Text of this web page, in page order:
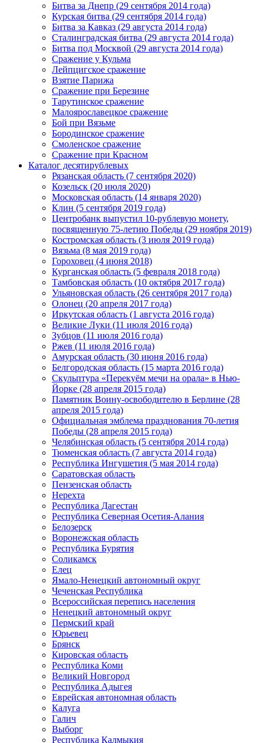
Битва за Днепр (29 сентября 2014 года)
Курская битва (29 сентября 2014 года)
Битва за Кавказ (29 августа 2014 года)
Сталинградская битва (29 августа 2014 года)
Битва под Москвой (29 августа 2014 года)
Сражение у Кульма
Лейпцигское сражение
Взятие Парижа
Сражение при Березине
Тарутинское сражение
Малоярославецкое сражение
Бой при Вязьме
Бородинское сражение
Смоленское сражение
Сражение при Красном
Каталог десятирублевых
Рязанская область (7 сентября 2020)
Козельск (20 июля 2020)
Московская область (14 января 2020)
Клин (5 сентября 2019 года)
Центробанк выпустил 10-рублевую монету,
посвященную 75-летию Победы (29 ноября 2019)
Костромская область (3 июля 2019 года)
Вязьма (8 мая 2019 года)
Гороховец (4 июня 2018)
Курганская область (5 февраля 2018 года)
Тамбовская область (10 октября 2017 года)
Ульяновская область (26 сентября 2017 года)
Олонец (20 апреля 2017 года)
Иркутская область (1 августа 2016 года)
Великие Луки (11 июля 2016 года)
Зубцов (11 июля 2016 года)
Ржев (11 июля 2016 года)
Амурская область (30 июня 2016 года)
Белгородская область (15 марта 2016 года)
Скульптура «Перекуём мечи на орала» в Нью-
Йорке (28 апреля 2015 года)
Памятник Воину-освободителю в Берлине (28
апреля 2015 года)
Официальная эмблема празднования 70-летия
Победы (28 апреля 2015 года)
Челябинская область (5 сентября 2014 года)
Тюменская область (7 августа 2014 года)
Республика Ингушетия (5 мая 2014 года)
Саратовская область
Пензенская область
Нерехта
Республика Дагестан
Республика Северная Осетия-Алания
Белозерск
Воронежская область
Республика Бурятия
Соликамск
Елец
Ямало-Ненецкий автономный округ
Чеченская Республика
Всероссийская перепись населения
Ненецкий автономный округ
Пермский край
Юрьевец
Брянск
Кировская область
Республика Коми
Великий Новгород
Республика Адыгея
Еврейская автономная область
Калуга
Галич
Выборг
Республика Калмыкия